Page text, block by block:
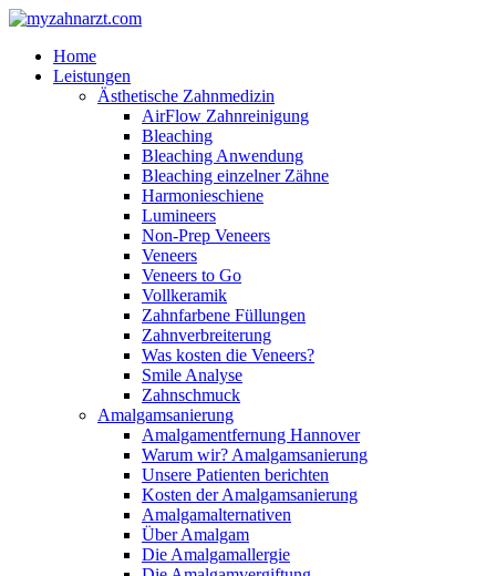
Home
Leistungen
Ästhetische Zahnmedizin
AirFlow Zahnreinigung
Bleaching
Bleaching Anwendung
Bleaching einzelner Zähne
Harmonieschiene
Lumineers
Non-Prep Veneers
Veneers
Veneers to Go
Vollkeramik
Zahnfarbene Füllungen
Zahnverbreiterung
Was kosten die Veneers?
Smile Analyse
Zahnschmuck
Amalgamsanierung
Amalgamentfernung Hannover
Warum wir? Amalgamsanierung
Unsere Patienten berichten
Kosten der Amalgamsanierung
Amalgamalternativen
Über Amalgam
Die Amalgamallergie